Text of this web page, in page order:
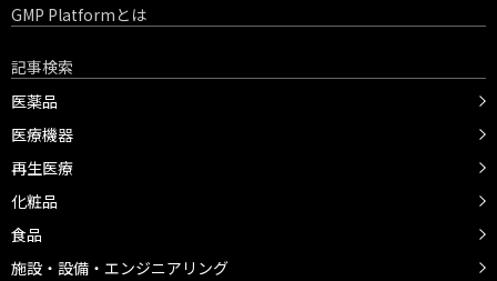
GMP Platformとは
記事検索
医薬品
医療機器
再生医療
化粧品
食品
施設・設備・エンジニアリング